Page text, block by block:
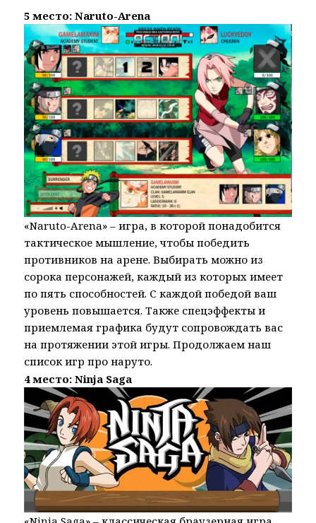
5 место: Naruto-Arena
«Naruto-Arena» – игра, в которой понадобится
тактическое мышление, чтобы победить
противников на арене. Выбирать можно из
сорока персонажей, каждый из которых имеет
по пять способностей. С каждой победой ваш
уровень повышается. Также спецэффекты и
приемлемая графика будут сопровождать вас
на протяжении этой игры. Продолжаем наш
список игр про наруто.
4 место: Ninja Saga